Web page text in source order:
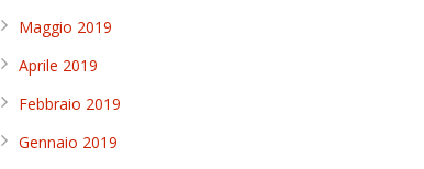
Maggio 2019
Aprile 2019
Febbraio 2019
Gennaio 2019